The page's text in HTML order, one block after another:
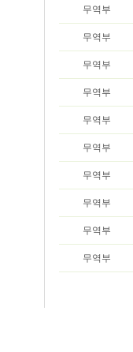
무역부
무역부
무역부
무역부
무역부
무역부
무역부
무역부
무역부
무역부